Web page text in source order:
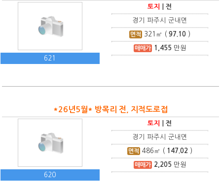
621
토지 |전
경기 파주시 군내면
면적 321 ㎡ (97.10 )
매매가 1,455 만원
*26년5월* 방목리 전, 지적도로접
620
토지 |전
경기 파주시 군내면
면적 486 ㎡ ( 147.02 )
매매가 2,205 만원